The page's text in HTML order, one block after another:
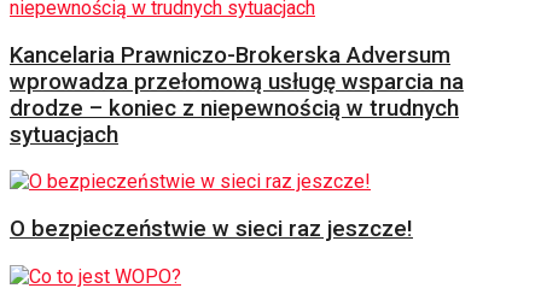
Kancelaria Prawniczo-Brokerska Adversum
wprowadza przełomową usługę wsparcia na
drodze – koniec z niepewnością w trudnych
sytuacjach
O bezpieczeństwie w sieci raz jeszcze!